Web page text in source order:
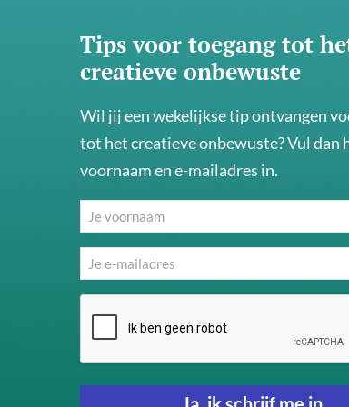
Tips voor toegang tot
creatieve onbewuste
Wil jij een wekelijkse tip ontvangen
tot het creatieve onbewuste? Vul dan
voornaam en e-mailadres in.